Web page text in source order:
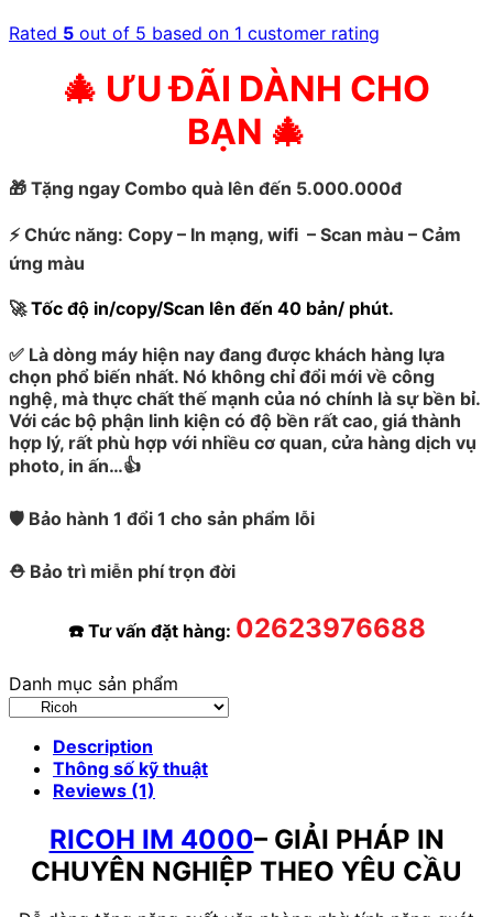
Rated 5 out of 5 based on 1 customer rating
🎄 ƯU ĐÃI DÀNH CHO
BẠN 🎄
🎁 Tặng ngay Combo quà lên đến 5.000.000đ
⚡Chức năng: Copy – In mạng, wifi – Scan màu – Cảm
ứng màu
🚀Tốc độ in/copy/Scan lên đến 40 bản/ phút.
✅ Là dòng máy hiện nay đang được khách hàng lựa
chọn phổ biến nhất. Nó không chỉ đổi mới về công
nghệ, mà thực chất thế mạnh của nó chính là sự bền bỉ.
Với các bộ phận linh kiện có độ bền rất cao, giá thành
hợp lý, rất phù hợp với nhiều cơ quan, cửa hàng dịch vụ
photo, in ấn…👍
🛡️ Bảo hành 1 đổi 1 cho sản phẩm lỗi
⛑️ Bảo trì miễn phí trọn đời
☎️ Tư vấn đặt hàng: 02623976688
Danh mục sản phẩm
Description
Thông số kỹ thuật
Reviews (1)
RICOH IM 4000– GIẢI PHÁP IN
CHUYÊN NGHIỆP THEO YÊU CẦU